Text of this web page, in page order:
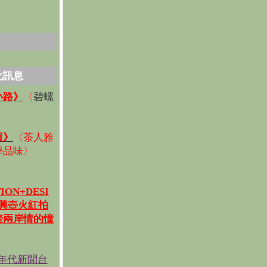
訊息
》 〈碧螺
〈茶人雅
味〉
壺火紅拍
岸情的憧
代新聞台